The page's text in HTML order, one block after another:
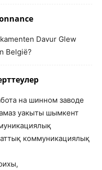
Davur Glew
België?
на шинном заводе
уакыты шымкент
коммуникациялық